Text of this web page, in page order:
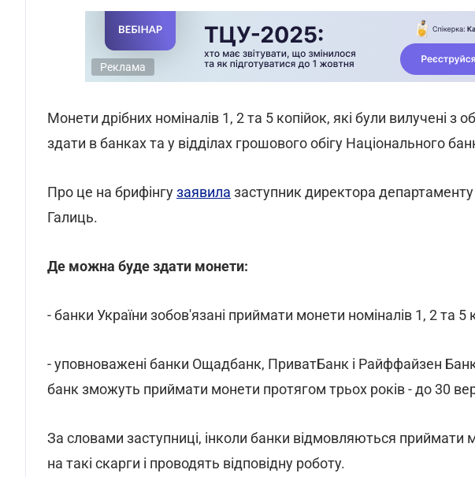
Реклама
Монети дрібних номіналів 1, 2 та 5 копійок, які були вилучені з
здати в банках та у відділах грошового обігу Національного
Про це на брифінгузаявила заступник директора
Галиць.
Де можна буде здати монети:
- банки України зобов'язані приймати монети номіналів 1, 2 та
- уповноважені банки Ощадбанк, ПриватБанк і Райффайзен
банк зможуть приймати монети протягом трьох років - до 30
За словами заступниці, інколи банки відмовляються
на такі скарги і проводять відповідну роботу.